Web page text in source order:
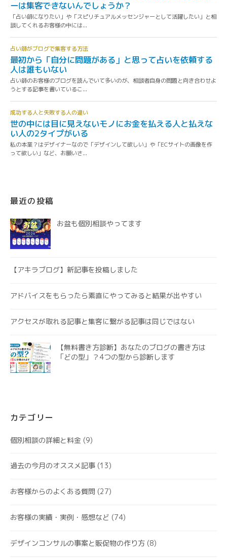
最近の投稿
お盆も個別相談やってます
【アキラブログ】新記事を投稿しました
アドバイスをもらったら素直にやってみると結果が出やすい
アクセスが取れる記事と集客に繋がる記事は同じではない
【無料書き方診断】あなたのブログの書き方は
「どの型」？4つの型から診断します
カテゴリー
個別相談の詳細と料金 (9)
過去の今月のオススメ記事 (13)
お客様からのよくある質問 (27)
お客様の実績・実例・感想など (74)
デザインコンサルの事案と販促物の作り方 (8)